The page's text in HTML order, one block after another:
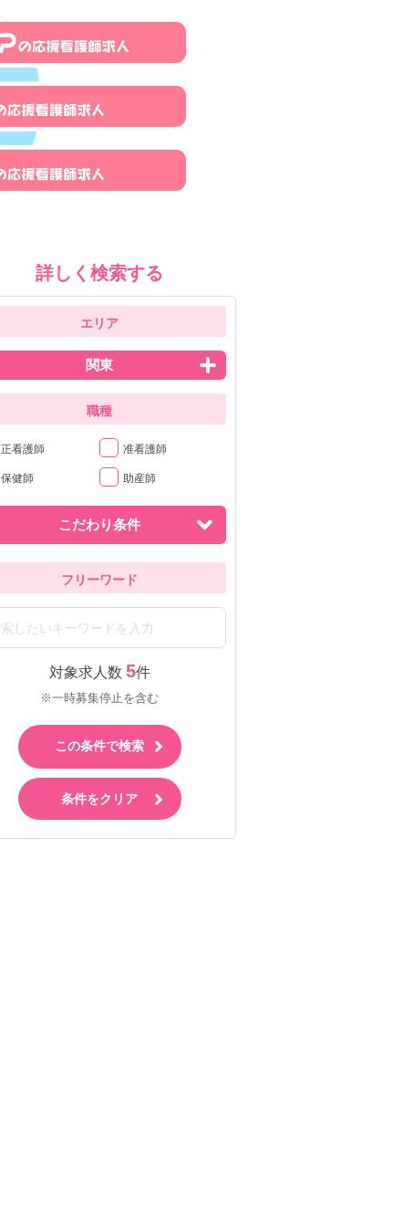
詳しく検索する
エリア
関東
職種
正看護師 准看護師
保健師 助産師
こだわり条件
フリーワード
対象求人数 5件
※一時募集停止を含む